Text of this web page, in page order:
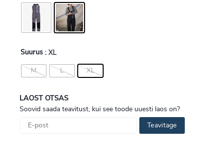
Suurus : XL
M L XL
LAOST OTSAS
Soovid saada teavitust, kui see toode uuesti laos on?
Teavitage